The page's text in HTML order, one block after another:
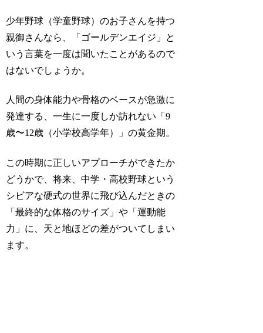
少年野球（学童野球）のお子さんを持つ
親御さんなら、「ゴールデンエイジ」と
いう言葉を一度は聞いたことがあるので
はないでしょうか。
人間の身体能力や骨格のベースが急激に
発達する、一生に一度しか訪れない「9
歳〜12歳（小学校高学年）」の黄金期。
この時期に正しいアプローチができたか
どうかで、将来、中学・高校野球という
シビアな硬式の世界に飛び込んだときの
「最終的な体格のサイズ」や「運動能
力」に、天と地ほどの差がついてしまい
ます。